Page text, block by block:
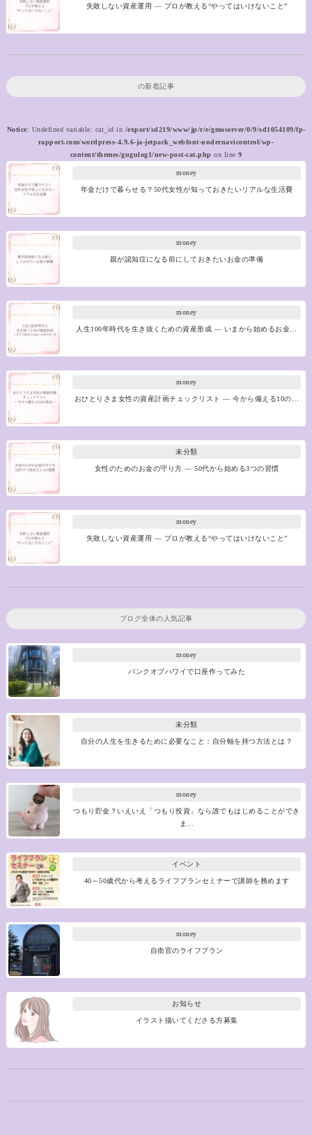
失敗しない資産運用 ― プロが教える“やってはいけないこと”
の新着記事
Notice: Undefined variable: cat_id in /export/sd219/www/jp/r/e/gmoserver/0/9/sd1054109/fp-
rapport.com/wordpress-4.9.6-ja-jetpack_webfont-undernavicontrol/wp-
content/themes/gugulog1/new-post-cat.php on line 9
money
年金だけで暮らせる？50代女性が知っておきたいリアルな生活費
money
親が認知症になる前にしておきたいお金の準備
money
人生100年時代を生き抜くための資産形成 ― いまから始めるお金…
money
おひとりさま女性の資産計画チェックリスト ― 今から備える10の…
未分類
女性のためのお金の守り方 ― 50代から始める3つの習慣
money
失敗しない資産運用 ― プロが教える“やってはいけないこと”
ブログ全体の人気記事
money
バンクオブハワイで口座作ってみた
未分類
自分の人生を生きるために必要なこと：自分軸を持つ方法とは？
money
つもり貯金？いえいえ「つもり投資」なら誰でもはじめることができ
ま…
イベント
40～50歳代から考えるライフプランセミナーで講師を務めます
money
自衛官のライフプラン
お知らせ
イラスト描いてくださる方募集